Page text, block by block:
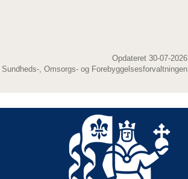
Opdateret 30-07-2026
Sundheds-, Omsorgs- og Forebyggelsesforvaltningen